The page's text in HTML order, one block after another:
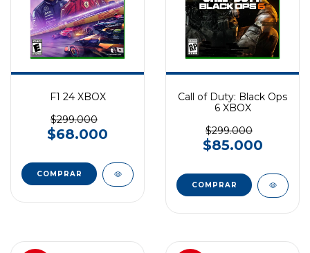
F1 24 XBOX
$299.000
$68.000
Call of Duty: Black Ops
6 XBOX
$299.000
$85.000